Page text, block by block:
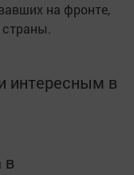
на фронте,
интересным в
в